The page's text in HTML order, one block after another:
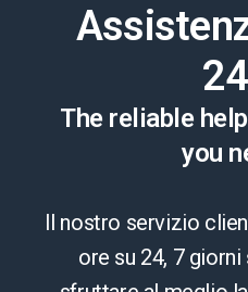
The reliable
you
Il nostro servizio
ore su 24, 7 giorni